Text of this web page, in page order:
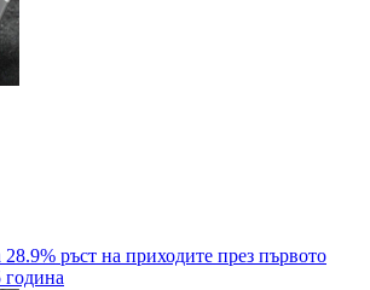
ръст на приходите през първото
година